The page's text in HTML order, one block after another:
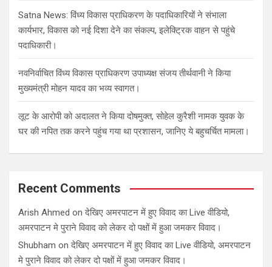
Satna News: विंध्य विकास प्राधिकरण के पदाधिकारियों ने संभाला
कार्यभार, विकास को नई दिशा देने का संकल्प, इलेक्ट्रिक वाहन से पहुंचे
पदाधिकारी।
नवनिर्वाचित विंध्य विकास प्राधिकरण उपाध्यक्ष संजय तीर्थवानी ने किया
मुख्यमंत्री मोहन यादव का भव्य स्वागत।
लूट के आरोपी को अदालत ने किया दोषमुक्त, सोहेल कुरैशी नामक युवक के
घर की नपित तक करने पहुंच गया था प्रशासन, जानिए ये बहुचर्चित मामला।
Recent Comments
Arish Ahmed onदेखिए अमरपाटन में हुए विवाद का Live वीडियो,
अमरपाटन मे पुराने विवाद को लेकर दो पक्षों में हुआ जमकर विवाद।
Shubham onदेखिए अमरपाटन में हुए विवाद का Live वीडियो, अमरपाटन
मे पुराने विवाद को लेकर दो पक्षों में हुआ जमकर विवाद।